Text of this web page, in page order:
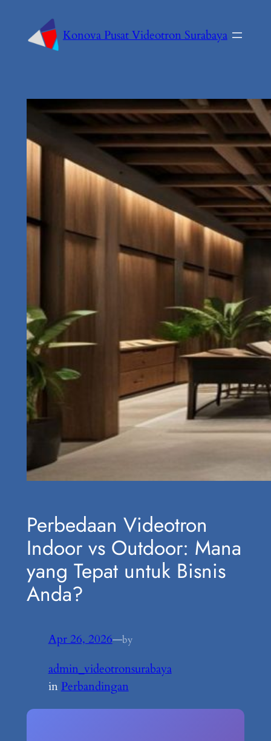
Konova Pusat Videotron Surabaya
Perbedaan Videotron
Indoor vs Outdoor: Mana
yang Tepat untuk Bisnis
Anda?
Apr 26, 2026—by
admin_videotronsurabaya
in Perbandingan